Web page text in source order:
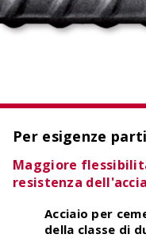
OCIMA –
Verificare la
Per esigenze
Maggiore
resistenza
Acciaio per
della classe di